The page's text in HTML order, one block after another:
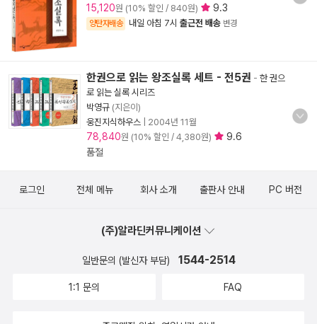
15,120원 (10% 할인 / 840원) 9.3
양탄자배송 내일 아침 7시 출근전 배송 변경
한권으로 읽는 왕조실록 세트 - 전5권 - 한 권으
로 읽는 실록 시리즈
박영규 (지은이)
웅진지식하우스
2004년 11월
78,840원 (10% 할인 / 4,380원)
9.6
품절
로그인 전체 메뉴 회사 소개 출판사 안내 PC 버전
(주)알라딘커뮤니케이션
일반문의 (발신자 부담) 1544-2514
1:1 문의 FAQ